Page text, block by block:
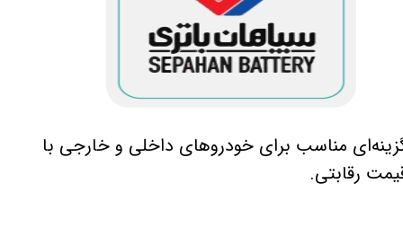
مناسب برای خودروهای داخلی و خارجی با
رقابتی.